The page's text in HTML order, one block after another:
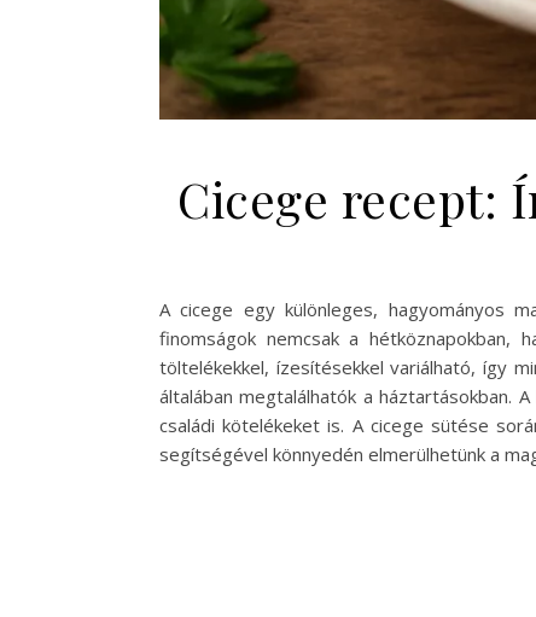
Cicege recept:
A cicege egy különleges, hagyományos
finomságok nemcsak a hétköznapokban,
töltelékekkel, ízesítésekkel variálható, így
általában megtalálhatók a háztartásokban.
családi kötelékeket is. A cicege sütése
segítségével könnyedén elmerülhetünk a